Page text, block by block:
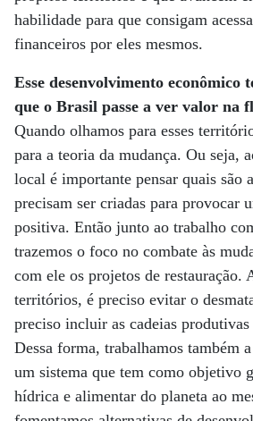
habilidade para que consigam
financeiros por eles mesmos.
Esse desenvolvimento econômico
que o Brasil passe a ver valor na
Quando olhamos para esses
para a teoria da mudança. Ou seja,
local é importante pensar quais são
precisam ser criadas para provocar
positiva. Então junto ao trabalho
trazemos o foco no combate às
com ele os projetos de restauração.
territórios, é preciso evitar o
preciso incluir as cadeias
Dessa forma, trabalhamos também
um sistema que tem como objetivo
hídrica e alimentar do planeta ao